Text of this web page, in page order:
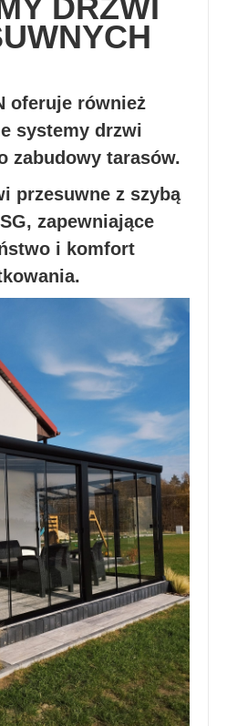
DRZWI
oferuje również
systemy drzwi
zabudowy tarasów.
przesuwne z szybą
zapewniające
i komfort